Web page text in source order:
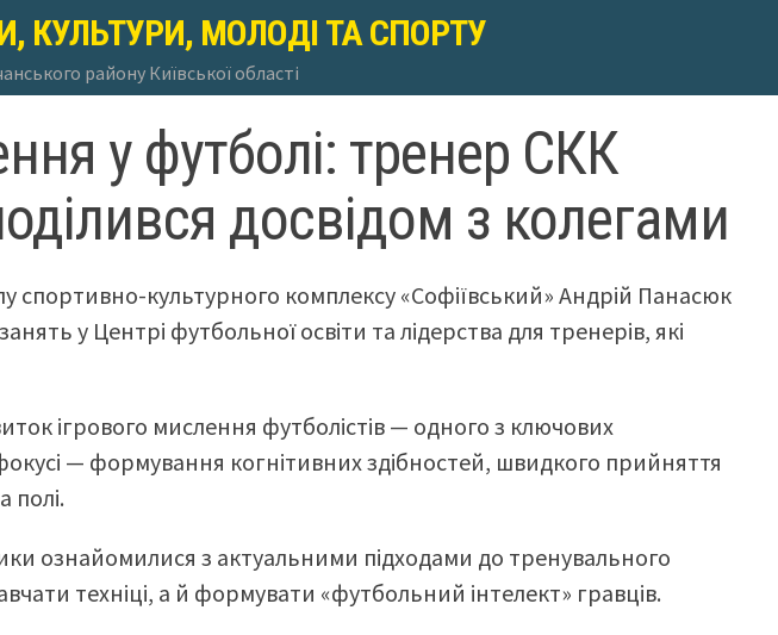
КУЛЬТУРИ, МОЛОДІ ТА СПОРТУ
району Київської області
у футболі: тренер СКК
досвідом з колегами
спортивно-культурного комплексу «Софіївський» Андрій Панасюк
у Центрі футбольної освіти та лідерства для тренерів, які
ігрового мислення футболістів — одного з ключових
— формування когнітивних здібностей, швидкого прийняття
полі.
ознайомилися з актуальними підходами до тренувального
техніці, а й формувати «футбольний інтелект» гравців.